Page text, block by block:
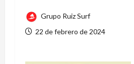
Grupo Ruiz Surf
22 de febrero de 2024